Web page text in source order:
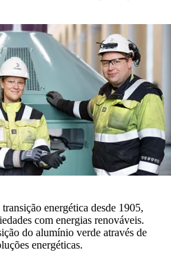
energética desde 1905,
com energias renováveis.
do alumínio verde através de
energéticas.